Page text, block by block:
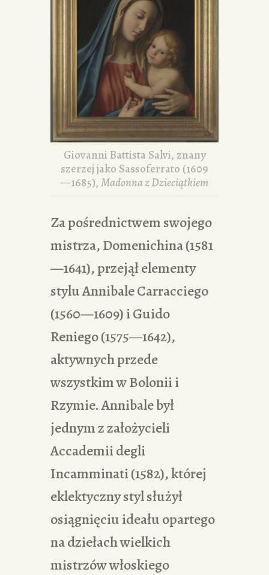
Giovanni Battista Salvi, znany
szerzej jako Sassoferrato (1609
—1685),Madonna z Dzieciątkiem
Za pośrednictwem swojego
mistrza, Domenichina (1581
—1641), przejął elementy
stylu Annibale Carracciego
(1560—1609) i Guido
Reniego (1575—1642),
aktywnych przede
wszystkim w Bolonii i
Rzymie. Annibale był
jednym z założycieli
Accademii degli
Incamminati (1582), której
eklektyczny styl służył
osiągnięciu ideału opartego
na dziełach wielkich
mistrzów włoskiego